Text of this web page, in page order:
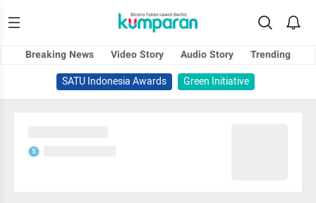
Breaking News Video Story Audio Story
Trending
SATU Indonesia Awards
Green Initiative
S